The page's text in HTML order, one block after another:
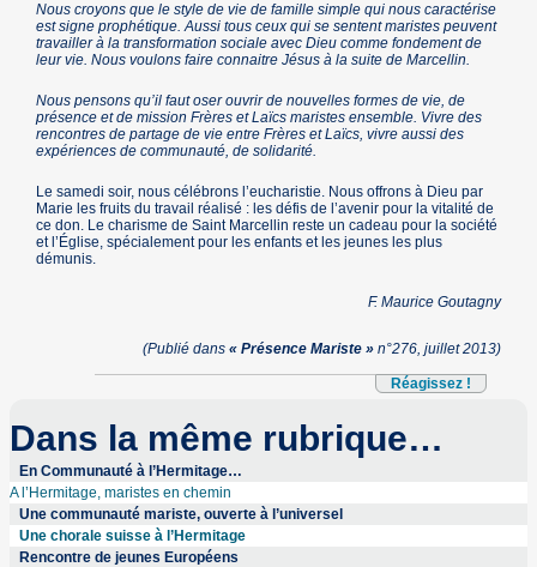
Nous croyons que le style de vie de famille simple qui nous caractérise
est signe prophétique. Aussi tous ceux qui se sentent maristes peuvent
travailler à la transformation sociale avec Dieu comme fondement de
leur vie. Nous voulons faire connaitre Jésus à la suite de Marcellin.
Nous pensons qu’il faut oser ouvrir de nouvelles formes de vie, de
présence et de mission Frères et Laïcs maristes ensemble. Vivre des
rencontres de partage de vie entre Frères et Laïcs, vivre aussi des
expériences de communauté, de solidarité.
Le samedi soir, nous célébrons l’eucharistie. Nous offrons à Dieu par
Marie les fruits du travail réalisé : les défis de l’avenir pour la vitalité de
ce don. Le charisme de Saint Marcellin reste un cadeau pour la société
et l’Église, spécialement pour les enfants et les jeunes les plus
démunis.
F. Maurice Goutagny
(Publié dans « Présence Mariste »n°276, juillet 2013)
Réagissez !
Dans la même rubrique…
En Communauté à l’Hermitage…
A l’Hermitage, maristes en chemin
Une communauté mariste, ouverte à l’universel
Une chorale suisse à l’Hermitage
Rencontre de jeunes Européens